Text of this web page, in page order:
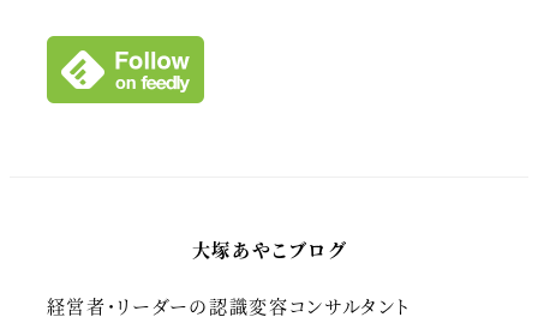
ブ
大塚あやこブログ
経営者・リーダーの認識変容コンサルタント